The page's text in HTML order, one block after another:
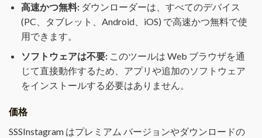
高速かつ無料: ダウンローダーは、すべてのデバイス
(PC、タブレット、Android、iOS) で高速かつ無料で使
用できます。
ソフトウェアは不要: このツールは Web ブラウザを通
じて直接動作するため、アプリや追加のソフトウェア
をインストールする必要はありません。
価格
SSSInstagram はプレミアム バージョンやダウンロードの